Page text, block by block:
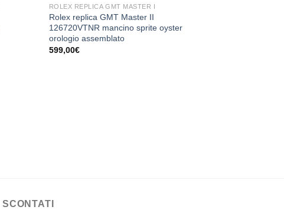
ROLEX REPLICA GMT MASTER I
Rolex replica GMT Master II
126720VTNR mancino sprite oyster
orologio assemblato
599,00€
SCONTATI